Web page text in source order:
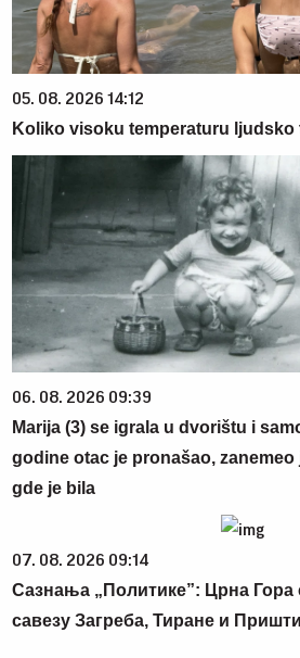
05. 08. 2026 14:12
Koliko visoku temperaturu ljudsko
06. 08. 2026 09:39
Marija (3) se igrala u dvorištu i
godine otac je pronašao, zanemeo
gde je bila
07. 08. 2026 09:14
Сазнања „Политике”: Црна Гора
савезу Загреба, Тиране и